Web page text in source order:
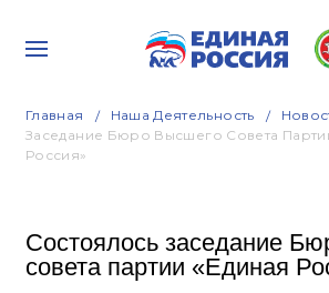
Главная Наша Деятельность
Заседание Бюро Высшего Совета
Россия»
Состоялось заседание
совета партии «Единая